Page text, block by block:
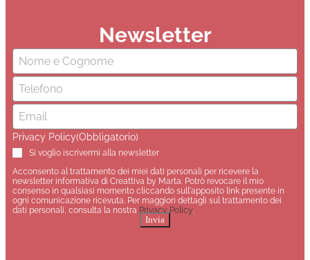
Newsletter
Nome(Obbligatorio)
Email(Obbligatorio)
Privacy Policy(Obbligatorio)
Si voglio iscrivermi alla newsletter
Acconsento al trattamento dei miei dati personali per ricevere la
newsletter informativa di Creattiva by Marta. Potrò revocare il mio
consenso in qualsiasi momento cliccando sull'apposito link presente in
ogni comunicazione ricevuta. Per maggiori dettagli sul trattamento dei
dati personali, consulta la nostra Privacy Policy
Invia